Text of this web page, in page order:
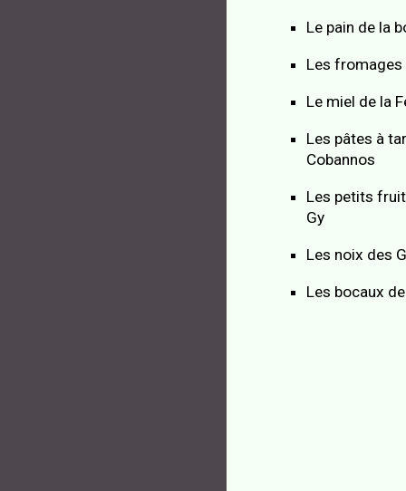
Le pain de la
Les fromages
Le miel de la
Les pâtes à
Cobannos
Les petits
Gy
Les noix des
Les bocaux